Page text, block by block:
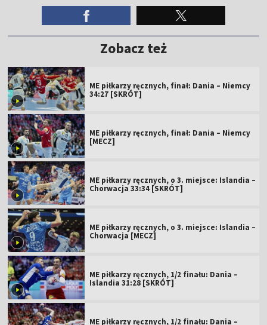
Zobacz też
ME piłkarzy ręcznych, finał: Dania – Niemcy
34:27 [SKRÓT]
ME piłkarzy ręcznych, finał: Dania – Niemcy
[MECZ]
ME piłkarzy ręcznych, o 3. miejsce: Islandia –
Chorwacja 33:34 [SKRÓT]
ME piłkarzy ręcznych, o 3. miejsce: Islandia –
Chorwacja [MECZ]
ME piłkarzy ręcznych, 1/2 finału: Dania –
Islandia 31:28 [SKRÓT]
ME piłkarzy ręcznych, 1/2 finału: Dania –